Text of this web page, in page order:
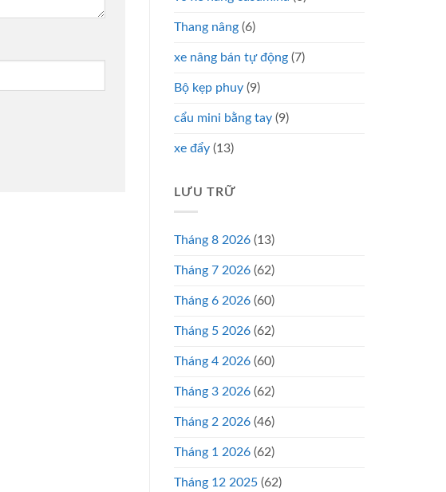
Thang nâng (6)
xe nâng bán tự động (7)
Bộ kẹp phuy (9)
cẩu mini bằng tay (9)
xe đẩy (13)
LƯU TRỮ
Tháng 8 2026 (13)
Tháng 7 2026 (62)
Tháng 6 2026 (60)
Tháng 5 2026 (62)
Tháng 4 2026 (60)
Tháng 3 2026 (62)
Tháng 2 2026 (46)
Tháng 1 2026 (62)
Tháng 12 2025 (62)